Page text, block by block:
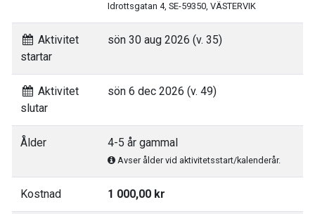
Idrottsgatan 4, SE-59350, VÄSTERVIK
Aktivitet
startar
sön 30 aug 2026 (v. 35)
Aktivitet
slutar
sön 6 dec 2026 (v. 49)
Ålder 4-5 år gammal
Avser ålder vid aktivitetsstart/kalenderår.
Kostnad 1 000,00 kr